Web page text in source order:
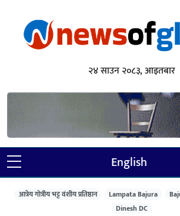
२४ साउन २०८३, आइतबार
English
आत्रेय गोत्रीय भट्ट वंशीय प्रतिष्ठान Lampata Bajura
Dinesh DC